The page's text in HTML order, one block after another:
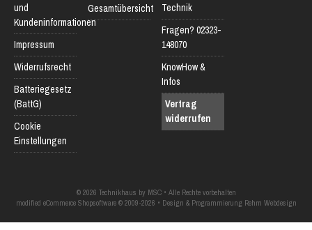
und
Kundeninformationen
Impressum
Widerrufsrecht
Batteriegesetz
(BattG)
Cookie
Einstellungen
Gesamtübersicht
Technik
Fragen? 02323-
148070
KnowHow &
Infos
Vertrag
widerrufen
© 2026 Technikhaus by MSC • Alle Rechte vorbehalten
modified eCommerce Shopsoftware © 2009-2026 • Design & Programmierung Rehm Webdesign